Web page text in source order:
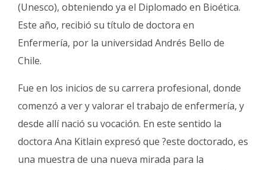
(Unesco), obteniendo ya el Diplomado en Bioética.
Este año, recibió su título de doctora en
Enfermería, por la universidad Andrés Bello de
Chile.
Fue en los inicios de su carrera profesional, donde
comenzó a ver y valorar el trabajo de enfermería, y
desde allí nació su vocación. En este sentido la
doctora Ana Kitlain expresó que ?este doctorado, es
una muestra de una nueva mirada para la